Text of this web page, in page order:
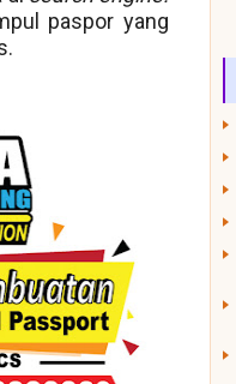
paspor yang